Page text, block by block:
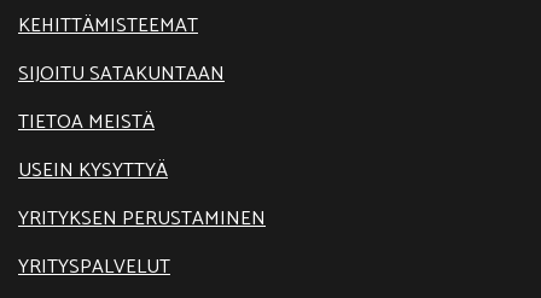
KEHITTÄMISTEEMAT
SIJOITU SATAKUNTAAN
TIETOA MEISTÄ
USEIN KYSYTTYÄ
YRITYKSEN PERUSTAMINEN
YRITYSPALVELUT